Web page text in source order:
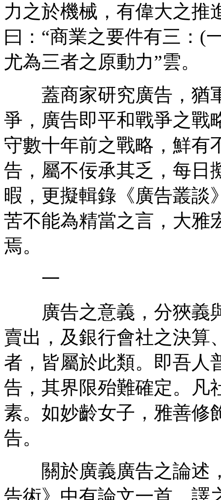
力之於機械，有偉大之推
曰：“商業之要件有三：(
尤為三者之原動力”雲。
蓋商家研究廣告，猶
爭，廣告即平和戰爭之戰
守數十年前之戰略，鮮有
告，屬不佞承其乏，每日
暇，更擬輯錄《廣告叢談
苦不能為精當之言，大雅
焉。
一
廣告之意義，分狹義
賣出，及銀行會社之決算
者，皆屬於此類。即吾人
告，其界限殆難確定。凡
素。如妙齡女子，雅善修
告。
關於廣義廣告之論述